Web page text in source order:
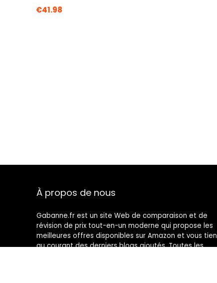
€41.98
À propos de nous
Gabanne.fr est un site Web de comparaison et de
révision de prix tout-en-un moderne qui propose les
meilleures offres disponibles sur Amazon et vous
au courant des derniers blogs ajoutés. Toutes les